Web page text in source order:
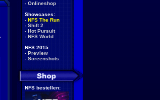
- Onlineshop
Showcases:
- NFS The Run
- Shift 2
- Hot Pursuit
- NFS World
NFS 2015:
- Preview
- Screenshots
NFS bestellen: